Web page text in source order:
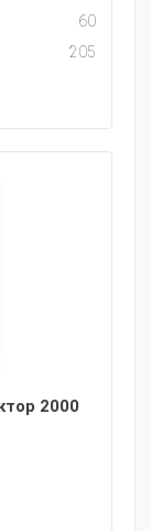
60
205
2000